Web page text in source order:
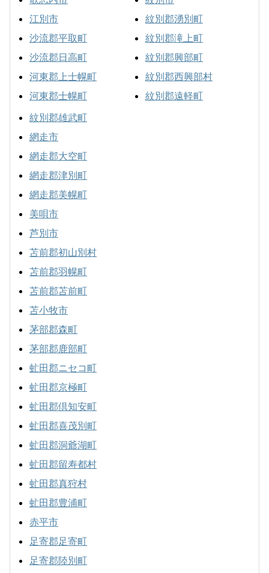
江別市
沙流郡平取町
沙流郡日高町
河東郡上士幌町
河東郡士幌町
紋別郡湧別町
紋別郡滝上町
紋別郡興部町
紋別郡西興部村
紋別郡遠軽町
紋別郡雄武町
網走市
網走郡大空町
網走郡津別町
網走郡美幌町
美唄市
芦別市
苫前郡初山別村
苫前郡羽幌町
苫前郡苫前町
苫小牧市
茅部郡森町
茅部郡鹿部町
虻田郡ニセコ町
虻田郡京極町
虻田郡倶知安町
虻田郡喜茂別町
虻田郡洞爺湖町
虻田郡留寿都村
虻田郡真狩村
虻田郡豊浦町
赤平市
足寄郡足寄町
足寄郡陸別町